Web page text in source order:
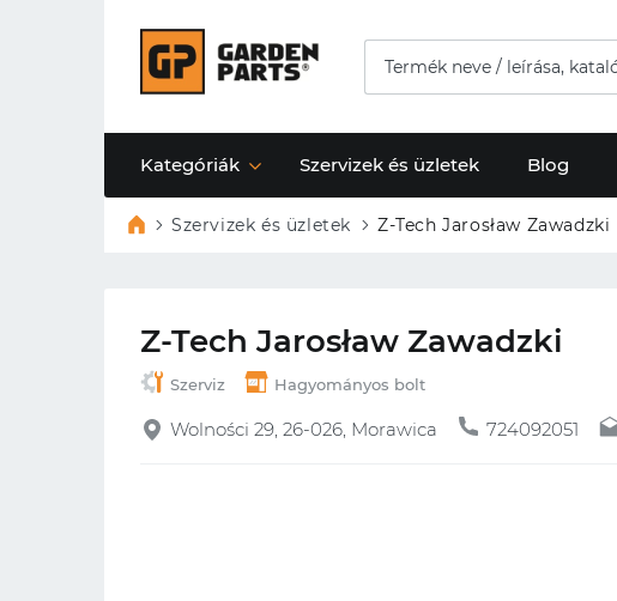
Kategóriák Szervizek és üzletek Blog
Szervizek és üzletek Z-Tech Jarosław Zawadzki
Z-Tech Jarosław Zawadzki
Szerviz Hagyományos bolt
Wolności 29, 26-026, Morawica 724092051